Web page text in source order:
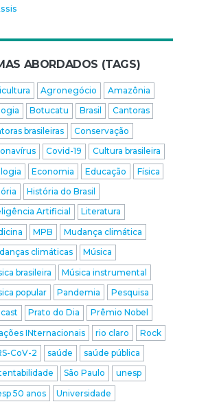
ABORDADOS (TAGS)
Agronegócio
Amazônia
Botucatu Brasil
Cantoras
brasileiras
Conservação
Covid-19
Cultura brasileira
Economia Educação
Física
História do Brasil
Artificial
Literatura
MPB
Mudança climática
climáticas
Música
brasileira
Música instrumental
popular
Pandemia
Pesquisa
Prato do Dia
Prêmio Nobel
INternacionais
rio claro
Rock
CoV-2
saúde
saúde pública
São Paulo
unesp
50 anos
Universidade